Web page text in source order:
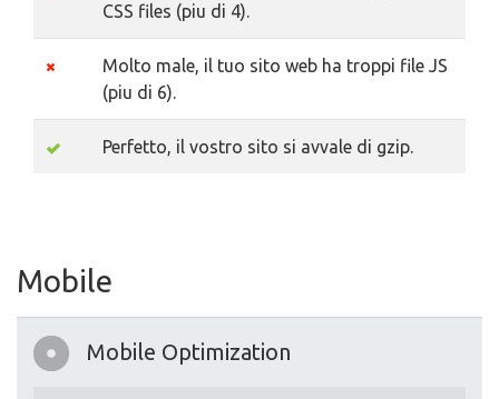
CSS files (piu di 4).
Molto male, il tuo sito web ha troppi file JS
(piu di 6).
Perfetto, il vostro sito si avvale di gzip.
Mobile
Mobile Optimization